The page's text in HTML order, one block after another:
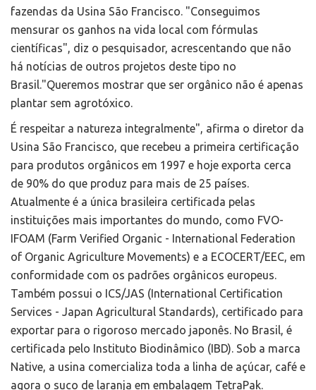
fazendas da Usina São Francisco. "Conseguimos
mensurar os ganhos na vida local com fórmulas
científicas", diz o pesquisador, acrescentando que não
há notícias de outros projetos deste tipo no
Brasil."Queremos mostrar que ser orgânico não é apenas
plantar sem agrotóxico.
É respeitar a natureza integralmente", afirma o diretor da
Usina São Francisco, que recebeu a primeira certificação
para produtos orgânicos em 1997 e hoje exporta cerca
de 90% do que produz para mais de 25 países.
Atualmente é a única brasileira certificada pelas
instituições mais importantes do mundo, como FVO-
IFOAM (Farm Verified Organic - International Federation
of Organic Agriculture Movements) e a ECOCERT/EEC, em
conformidade com os padrões orgânicos europeus.
Também possui o ICS/JAS (International Certification
Services - Japan Agricultural Standards), certificado para
exportar para o rigoroso mercado japonês. No Brasil, é
certificada pelo Instituto Biodinâmico (IBD). Sob a marca
Native, a usina comercializa toda a linha de açúcar, café e
agora o suco de laranja em embalagem TetraPak.